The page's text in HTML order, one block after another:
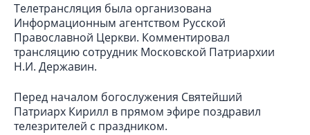
Телетрансляция была организована
Информационным агентством Русской
Православной Церкви. Комментировал
трансляцию сотрудник Московской Патриархии
Н.И. Державин.
Перед началом богослужения Святейший
Патриарх Кирилл в прямом эфире поздравил
телезрителей с праздником.